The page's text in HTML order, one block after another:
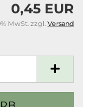
0,45 EUR
MwSt. zzgl. Versand